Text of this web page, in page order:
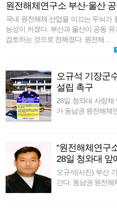
원전해체연구소 부산·울산
국내 원전해체 산업을 이끄는 두뇌가
능성이 커졌다. 부산과 울산이 공동
검토하는 것으로 전해졌다. 원전해 ...
오규석 기장군
설립 촉구
28일 청와대 사랑채
가 동남권 원전해체
“원전해체연구
28일 청와대 앞
오규석(사진) 부산
간다. 동남권 원전해